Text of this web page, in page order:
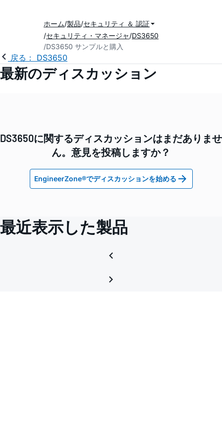
ホーム 製品 セキュリティ ＆ 認証
セキュリティ・マネージャ DS3650
DS3650 サンプルと購入
戻る： DS3650
最新のディスカッション
DS3650に関するディスカッションはまだありませ
ん。意見を投稿しますか？
EngineerZone®でディスカッションを始める
最近表示した製品